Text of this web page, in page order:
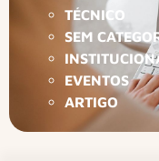
TÉCNICO
SEM
EVENTOS
ARTIGO